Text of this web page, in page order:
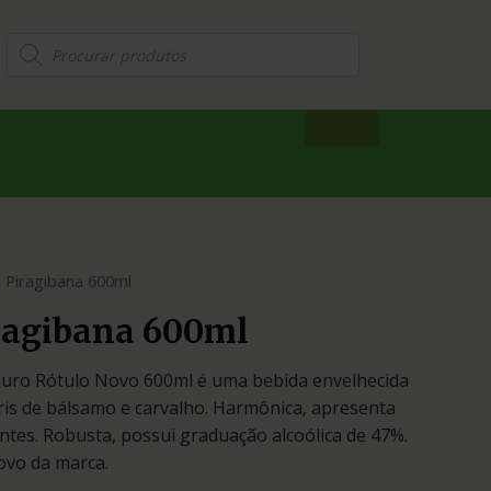
Piragibana 600ml
600ml
Rótulo Novo 600ml é uma bebida envelhecida
de bálsamo e carvalho. Harmônica, apresenta
Robusta, possui graduação alcoólica de 47%.
da marca.